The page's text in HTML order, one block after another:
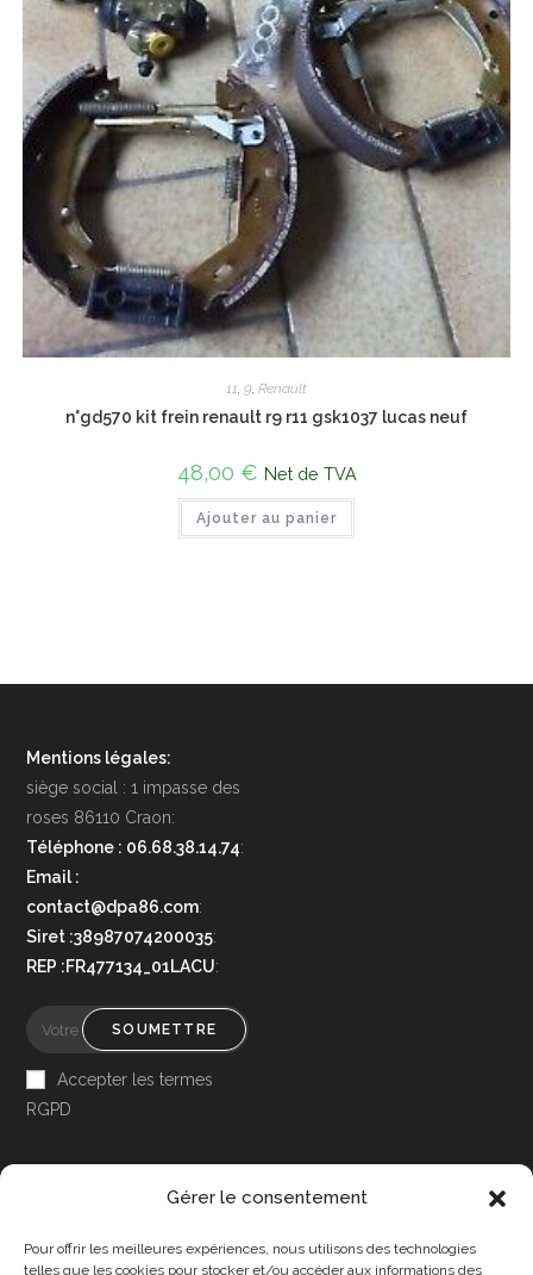
Gérer le consentement
Pour offrir les meilleures expériences, nous utilisons des technologies
telles que les cookies pour stocker et/ou accéder aux informations des
11, 9, Renault
n°gd570 kit frein renault r9 r11 gsk1037 lucas neuf
48,00 € Net de TVA
Ajouter au panier
Mentions légales:
siège social : 1 impasse des
roses 86110 Craon:
Téléphone : 06.68.38.14.74:
Email :
contact@dpa86.com:
Siret :38987074200035:
REP :FR477134_01LACU:
SOUMETTRE
Accepter les termes
RGPD
Accessibilité